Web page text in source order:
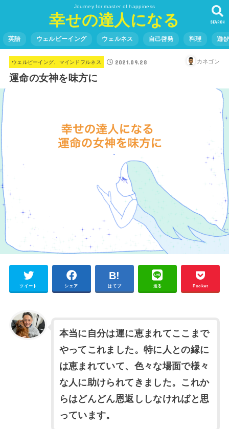
Journey for master of happiness
幸せの達人になる SEARCH
英語 ウェルビーイング ウェルネス 自己啓発 料理 遊
ウェルビーイング、マインドフルネス 2021.09.28 カネゴン
運命の女神を味方に
ツイート シェア はてブ 送る Pocket
本当に自分は運に恵まれてここまで
やってこれました。特に人との縁に
は恵まれていて、色々な場面で様々
な人に助けられてきました。これか
らはどんどん恩返ししなければと思
っています。